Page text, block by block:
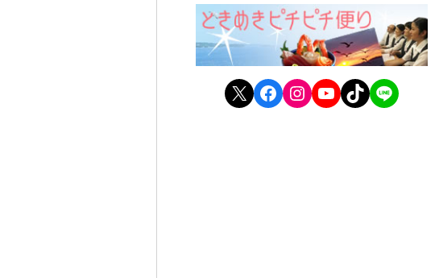
X Facebook Instagram YouTube TikTok LINE